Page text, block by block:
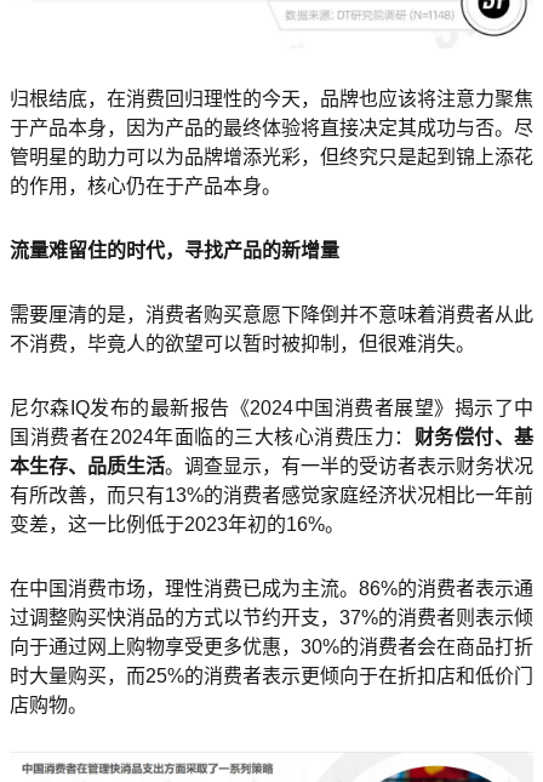
归根结底，在消费回归理性的今天，品牌也应该将注意力聚焦
于产品本身，因为产品的最终体验将直接决定其成功与否。尽
管明星的助力可以为品牌增添光彩，但终究只是起到锦上添花
的作用，核心仍在于产品本身。
流量难留住的时代，寻找产品的新增量
需要厘清的是，消费者购买意愿下降倒并不意味着消费者从此
不消费，毕竟人的欲望可以暂时被抑制，但很难消失。
尼尔森IQ发布的最新报告《2024中国消费者展望》揭示了中
国消费者在2024年面临的三大核心消费压力： 财务偿付、基
本生存、品质生活。调查显示，有一半的受访者表示财务状况
有所改善，而只有13%的消费者感觉家庭经济状况相比一年前
变差，这一比例低于2023年初的16%。
在中国消费市场，理性消费已成为主流。86%的消费者表示通
过调整购买快消品的方式以节约开支，37%的消费者则表示倾
向于通过网上购物享受更多优惠，30%的消费者会在商品打折
时大量购买，而25%的消费者表示更倾向于在折扣店和低价门
店购物。